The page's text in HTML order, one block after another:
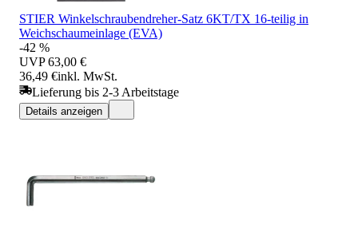
STIER Winkelschraubendreher-Satz 6KT/TX 16-teilig in
Weichschaumeinlage (EVA)
-42 %
UVP 63,00 €
36,49 €inkl. MwSt.
Lieferung bis 2-3 Arbeitstage
Details anzeigen